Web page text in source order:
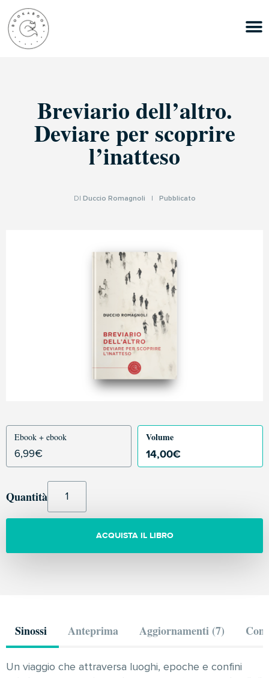
Breviario dell’altro.
Deviare per scoprire
l’inatteso
DI Duccio Romagnoli Pubblicato
Ebook + ebook
6,99€
Volume
14,00€
Quantità
ACQUISTA IL LIBRO
Sinossi Anteprima Aggiornamenti (7)
Un viaggio che attraversa luoghi, epoche e confini